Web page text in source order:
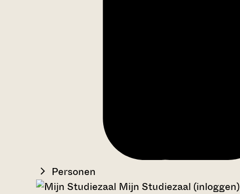
Personen
Mijn Studiezaal (inloggen)